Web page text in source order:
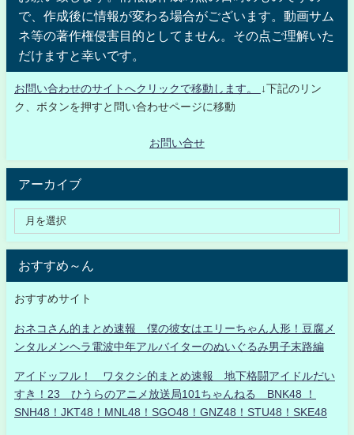
で、作成後に情報が変わる場合がございます。動画サム
ネ等の著作権侵害目的としてません。その点ご理解いた
だけますと幸いです。
お問い合わせのサイトへクリックで移動します。
↓下記のリン
ク、ボタンを押すと問い合わせページに移動
お問い合せ
アーカイブ
おすすめ～ん
おすすめサイト
おネコさん的まとめ速報 僕の彼女はエリーちゃん人形！豆腐メ
ンタルメンヘラ電波中年アルバイターのぬいぐるみ男子末路編
アイドッフル！ ワタクシ的まとめ速報 地下格闘アイドルだい
すき！23 ひうらのアニメ放送局101ちゃんねる BNK48 ！
SNH48！JKT48！MNL48！SGO48！GNZ48！STU48！SKE48